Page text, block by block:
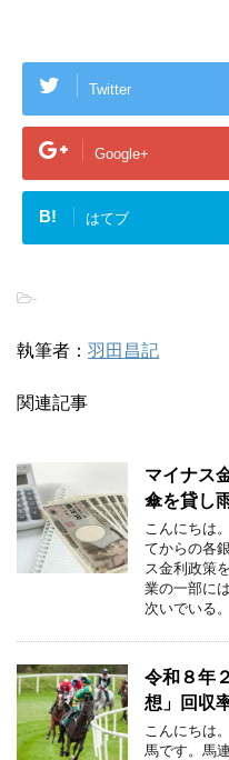
Twitter
Google+
B! はてブ
-
執筆者： 羽田昌記
関連記事
マイナス
傘を貸し
こんにちは
てからの各
ス金利政策
業の一部に
次いでいる
令和８年
想」回収
こんにちは
馬です。馬